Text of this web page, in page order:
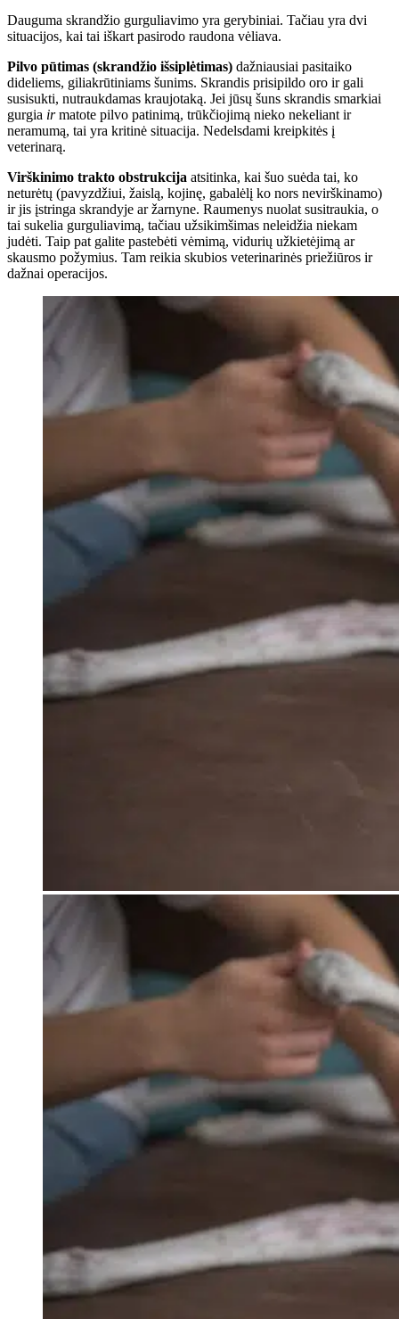
Dauguma skrandžio gurguliavimo yra gerybiniai. Tačiau yra dvi
situacijos, kai tai iškart pasirodo raudona vėliava.
Pilvo pūtimas (skrandžio išsiplėtimas) dažniausiai pasitaiko
dideliems, giliakrūtiniams šunims. Skrandis prisipildo oro ir gali
susisukti, nutraukdamas kraujotaką. Jei jūsų šuns skrandis smarkiai
gurgia irmatote pilvo patinimą, trūkčiojimą nieko nekeliant ir
neramumą, tai yra kritinė situacija. Nedelsdami kreipkitės į
veterinarą.
Virškinimo trakto obstrukcija atsitinka, kai šuo suėda tai, ko
neturėtų (pavyzdžiui, žaislą, kojinę, gabalėlį ko nors nevirškinamo)
ir jis įstringa skrandyje ar žarnyne. Raumenys nuolat susitraukia, o
tai sukelia gurguliavimą, tačiau užsikimšimas neleidžia niekam
judėti. Taip pat galite pastebėti vėmimą, vidurių užkietėjimą ar
skausmo požymius. Tam reikia skubios veterinarinės priežiūros ir
dažnai operacijos.